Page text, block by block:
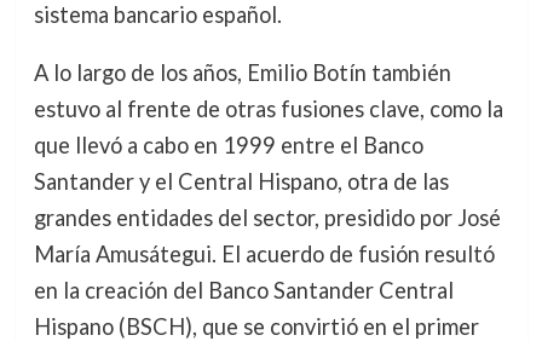
sistema bancario español.
A lo largo de los años, Emilio Botín también
estuvo al frente de otras fusiones clave, como la
que llevó a cabo en 1999 entre el Banco
Santander y el Central Hispano, otra de las
grandes entidades del sector, presidido por José
María Amusátegui. El acuerdo de fusión resultó
en la creación del Banco Santander Central
Hispano (BSCH), que se convirtió en el primer